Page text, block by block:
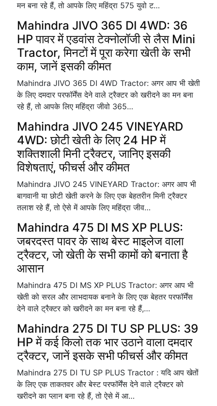
मन बना रहे हैं, तो आपके लिए महिंद्रा 575 युवो ट…
Mahindra JIVO 365 DI 4WD: 36
HP पावर में एडवांस टेक्नोलॉजी से लैस Mini
Tractor, मिनटों में पूरा करेगा खेती के सभी
काम, जानें इसकी कीमत
Mahindra JIVO 365 DI 4WD Tractor: अगर आप भी खेती
के लिए दमदार परफॉर्मेंस देने वाले ट्रैक्टर को खरीदने का मन बना
रहे हैं, तो आपके लिए महिंद्रा जीवो 365…
Mahindra JIVO 245 VINEYARD
4WD: छोटी खेती के लिए 24 HP में
शक्तिशाली मिनी ट्रैक्टर, जानिए इसकी
विशेषताएं, फीचर्स और कीमत
Mahindra JIVO 245 VINEYARD Tractor: अगर आप भी
बागवानी या छोटी खेती करने के लिए एक बेहतरीन मिनी ट्रैक्टर
तलाश रहे हैं, तो ऐसे में आपके लिए महिंद्रा जीव…
Mahindra 475 DI MS XP PLUS:
जबरदस्त पावर के साथ बेस्ट माइलेज वाला
ट्रैक्टर, जो खेती के सभी कामों को बनाता है
आसान
Mahindra 475 DI MS XP PLUS Tractor: अगर आप भी
खेती को सरल और लाभदायक बनाने के लिए एक बेहतर परफॉर्मेंस
देने वाले ट्रैक्टर को खरीदने का मन बना रहे हैं,…
Mahindra 275 DI TU SP PLUS: 39
HP में कई किलो तक भार उठाने वाला दमदार
ट्रैक्टर, जानें इसके सभी फीचर्स और कीमत
Mahindra 275 DI TU SP PLUS Tractor : यदि आप खेतों
के लिए एक ताकतवर और बेस्ट परफॉर्मेंस देने वाले ट्रैक्टर को
खरीदने का प्लान बना रहे हैं, तो ऐसे में आ…